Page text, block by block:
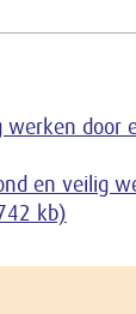
werken door
en veilig
kb)